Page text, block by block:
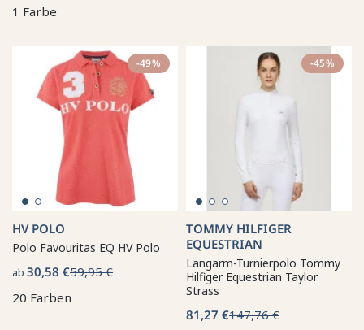
1 Farbe
-49%
HV POLO
Polo Favouritas EQ HV Polo
ab 30,58 €59,95 €
20 Farben
-45%
TOMMY HILFIGER
EQUESTRIAN
Langarm-Turnierpolo Tommy
Hilfiger Equestrian Taylor
Strass
81,27 €147,76 €